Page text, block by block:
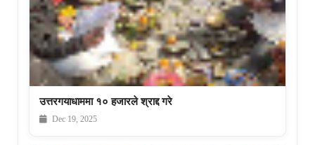
उत्तरगयाधाममा १० हजारले श्राद्द गरे
Dec 19, 2025